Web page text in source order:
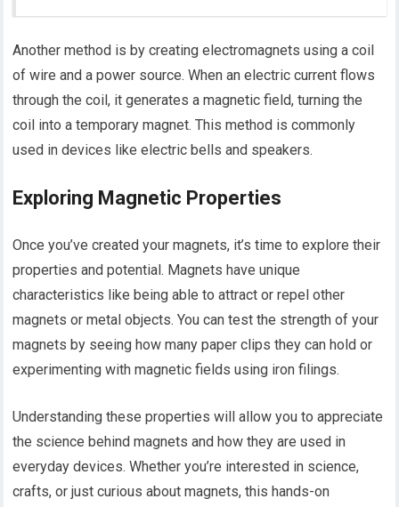
Another method is by creating electromagnets using a coil
of wire and a power source. When an electric current flows
through the coil, it generates a magnetic field, turning the
coil into a temporary magnet. This method is commonly
used in devices like electric bells and speakers.
Exploring Magnetic Properties
Once you’ve created your magnets, it’s time to explore their
properties and potential. Magnets have unique
characteristics like being able to attract or repel other
magnets or metal objects. You can test the strength of your
magnets by seeing how many paper clips they can hold or
experimenting with magnetic fields using iron filings.
Understanding these properties will allow you to appreciate
the science behind magnets and how they are used in
everyday devices. Whether you’re interested in science,
crafts, or just curious about magnets, this hands-on